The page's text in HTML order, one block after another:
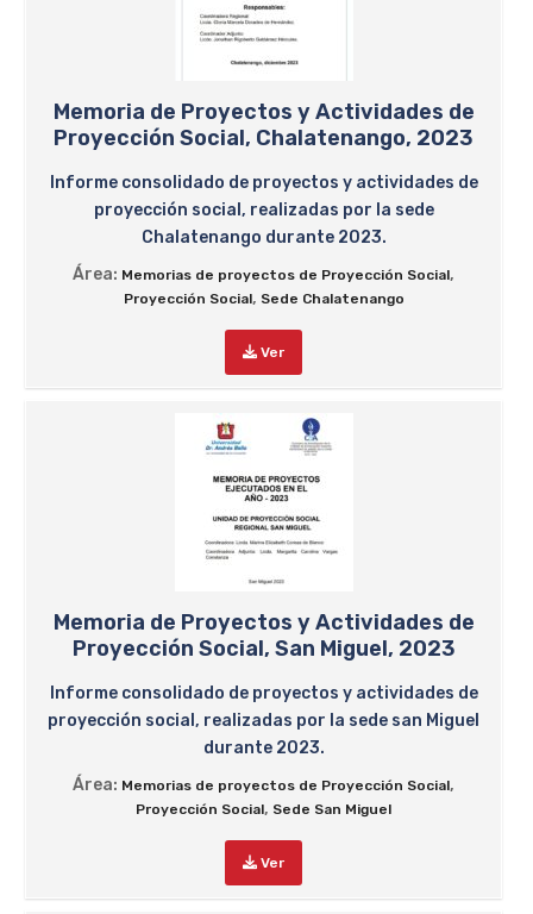
Memoria de Proyectos y Actividades de
Proyección Social, Chalatenango, 2023
Informe consolidado de proyectos y actividades de
proyección social, realizadas por la sede
Chalatenango durante 2023.
Área: Memorias de proyectos de Proyección Social,
Proyección Social, Sede Chalatenango
Ver
Memoria de Proyectos y Actividades de
Proyección Social, San Miguel, 2023
Informe consolidado de proyectos y actividades de
proyección social, realizadas por la sede san Miguel
durante 2023.
Área: Memorias de proyectos de Proyección Social,
Proyección Social, Sede San Miguel
Ver